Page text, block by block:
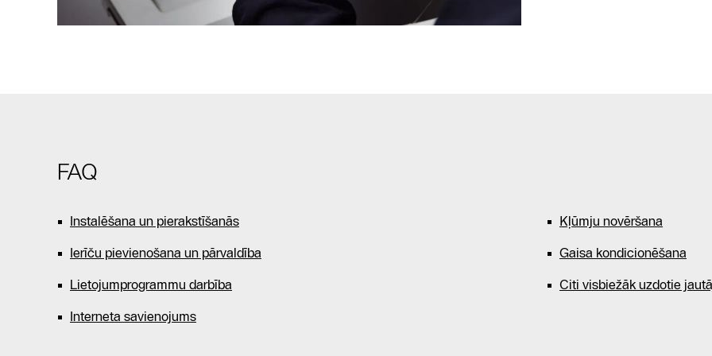
FAQ
Instalēšana un pierakstīšanās
Ierīču pievienošana un pārvaldība
Lietojumprogrammu darbība
Interneta savienojums
Kļūmju novēršana
Gaisa kondicionēšana
Citi visbiežāk uzdotie